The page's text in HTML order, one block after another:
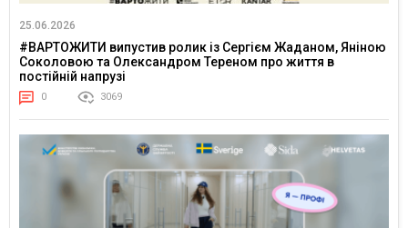
25.06.2026
#ВАРТОЖИТИ випустив ролик із Сергієм Жаданом, Яніною
Соколовою та Олександром Тереном про життя в
постійній напрузі
0 3069